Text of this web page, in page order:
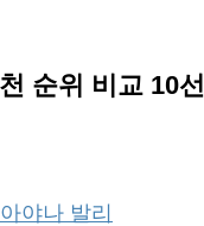
순위 비교 10선
야나 발리